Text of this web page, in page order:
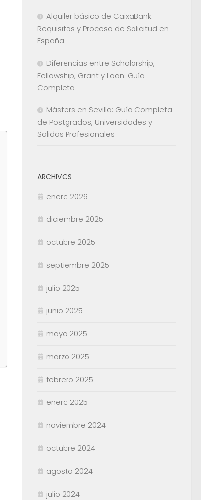
Alquiler básico de CaixaBank:
Requisitos y Proceso de Solicitud en
España
Diferencias entre Scholarship,
Fellowship, Grant y Loan: Guía
Completa
Másters en Sevilla: Guía Completa
de Postgrados, Universidades y
Salidas Profesionales
ARCHIVOS
enero 2026
diciembre 2025
octubre 2025
septiembre 2025
julio 2025
junio 2025
mayo 2025
marzo 2025
febrero 2025
enero 2025
noviembre 2024
octubre 2024
agosto 2024
julio 2024